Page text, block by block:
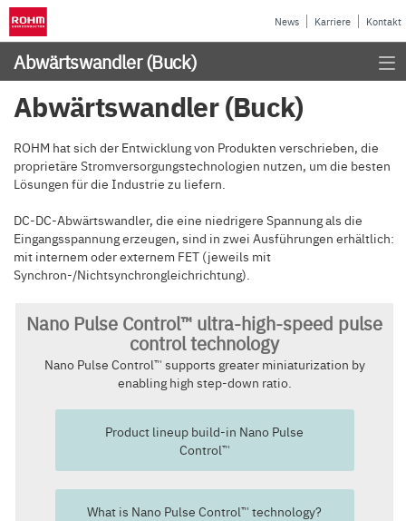
News Karriere Kontakt
Abwärtswandler (Buck)
Abwärtswandler (Buck)
ROHM hat sich der Entwicklung von Produkten verschrieben, die
proprietäre Stromversorgungstechnologien nutzen, um die besten
Lösungen für die Industrie zu liefern.
DC-DC-Abwärtswandler, die eine niedrigere Spannung als die
Eingangsspannung erzeugen, sind in zwei Ausführungen erhältlich:
mit internem oder externem FET (jeweils mit
Synchron-/Nichtsynchrongleichrichtung).
Nano Pulse Control™ ultra-high-speed pulse
control technology
Nano Pulse Control™ supports greater miniaturization by
enabling high step-down ratio.
Product lineup build-in Nano Pulse
Control™
What is Nano Pulse Control™ technology?